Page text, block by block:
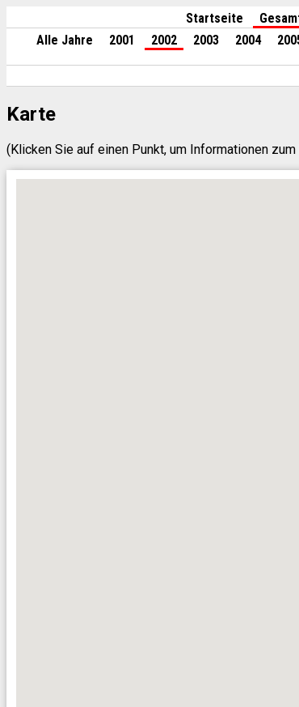
Startseite
Alle Jahre
2001 2002 2003 2004
Karte
(Klicken Sie auf einen Punkt, um Informationen